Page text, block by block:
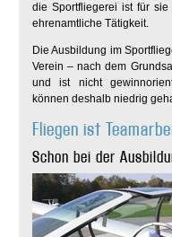
die Sportfliegerei ist für
ehrenamtliche Tätigkeit.
Die Ausbildung im
Verein – nach dem
und ist nicht
können deshalb niedrig
Fliegen ist
Schon bei der